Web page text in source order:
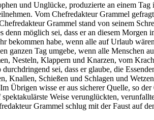
und Unglücke, produzierte an einem
Vom Chefredakteur Grammel
Grammel stand von seinem
möglich sei, dass er an diesem
bekommen habe, wenn alle auf Urlaub
ganzen Tag umgebe, wenn alle Menschen
Nesteln, Klappern und Knarzen, vom
sei, dass er glaube, die
Knallen, Schießen und Schlagen und
Übrigen wisse er aus sicherer Quelle, so
Weise verunglückten,
Grammel schlug mit der Faust auf